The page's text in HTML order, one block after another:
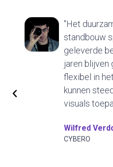
"Het
standbouw
geleverde
jaren blijven
flexibel in
kunnen
visuals
Wilfred
CYBERO